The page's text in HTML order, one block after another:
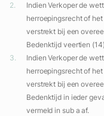
Indien Verkoper de
herroepingsrecht of
verstrekt bij een
Bedenktijd veertien
Indien Verkoper de
herroepingsrecht of
verstrekt bij een
Bedenktijd in ieder
vermeld in sub a af.